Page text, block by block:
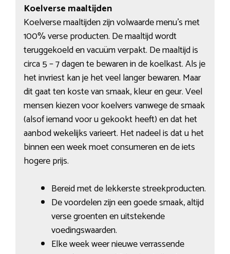
Koelverse maaltijden
Koelverse maaltijden zijn volwaarde menu’s met
100% verse producten. De maaltijd wordt
teruggekoeld en vacuüm verpakt. De maaltijd is
circa 5 – 7 dagen te bewaren in de koelkast. Als je
het invriest kan je het veel langer bewaren. Maar
dit gaat ten koste van smaak, kleur en geur. Veel
mensen kiezen voor koelvers vanwege de smaak
(alsof iemand voor u gekookt heeft) en dat het
aanbod wekelijks varieert. Het nadeel is dat u het
binnen een week moet consumeren en de iets
hogere prijs.
Bereid met de lekkerste streekproducten.
De voordelen zijn een goede smaak, altijd
verse groenten en uitstekende
voedingswaarden.
Elke week weer nieuwe verrassende